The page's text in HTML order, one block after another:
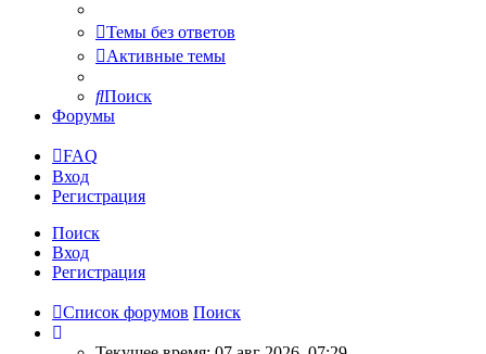
Темы без ответов
Активные темы
Поиск
Форумы
FAQ
Вход
Регистрация
Поиск
Вход
Регистрация
Список форумов Поиск